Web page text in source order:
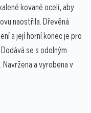
kované oceli, aby
naostřila. Dřevěná
a její horní konec je pro
se s odolným
a vyrobena v